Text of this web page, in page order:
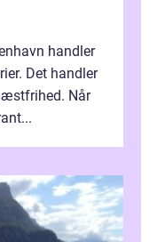
handler
Det handler
Når